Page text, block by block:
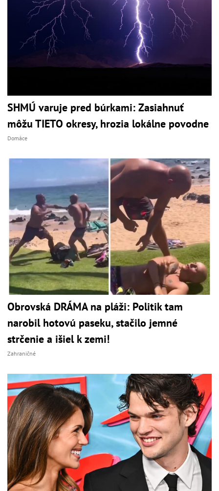
SHMÚ varuje pred búrkami: Zasiahnuť
môžu TIETO okresy, hrozia lokálne povodne
Domáce
Obrovská DRÁMA na pláži: Politik tam
narobil hotovú paseku, stačilo jemné
strčenie a išiel k zemi!
Zahraničné